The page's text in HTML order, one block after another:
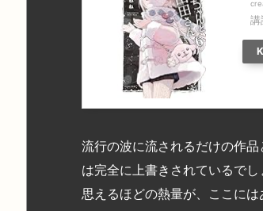
講
流行の波に流されるだけの作
は完全に上書きされているで
思えるほどの熱量が、ここには